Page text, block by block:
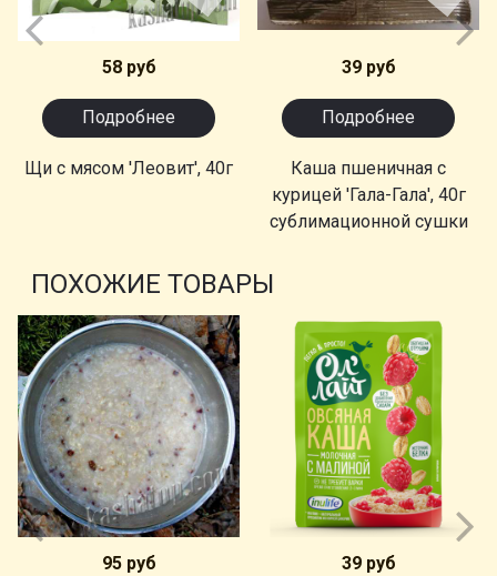
58 руб
Подробнее
Щи с мясом 'Леовит', 40г
39 руб
Подробнее
Каша пшеничная с
курицей 'Гала-Гала', 40г
сублимационной сушки
ПОХОЖИЕ ТОВАРЫ
95 руб 39 руб